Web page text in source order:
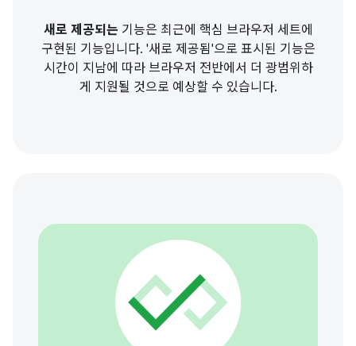
새로 제공되는 기능은 최근에 핵심 브라우저 세트에
구현된 기능입니다. '새로 제공됨'으로 표시된 기능은
시간이 지남에 따라 브라우저 전반에서 더 광범위하
게 지원될 것으로 예상할 수 있습니다.